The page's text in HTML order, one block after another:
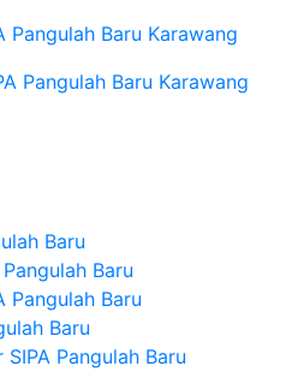
Pangulah Baru Karawang
Pangulah Baru Karawang
Baru
Baru
Pangulah Baru
Baru
Pangulah Baru